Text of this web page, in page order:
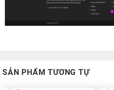
SẢN PHẨM TƯƠNG TỰ